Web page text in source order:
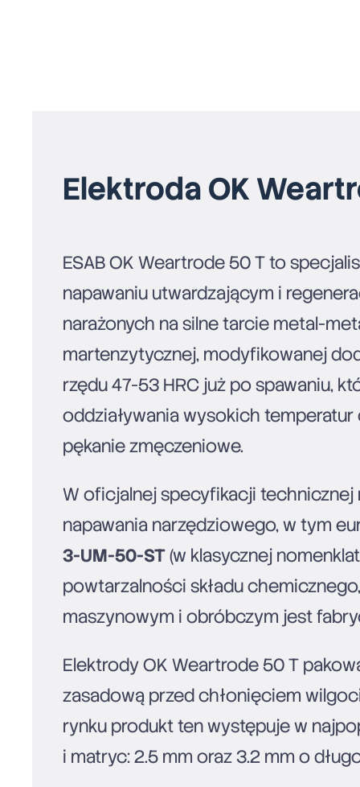
Elektroda OK
ESAB OK Weartrode 50 T to
napawaniu utwardzającym i
narażonych na silne tarcie metal-
martenzytycznej, modyfikowanej
rzędu 47-53 HRC już po spawaniu,
oddziaływania wysokich
pękanie zmęczeniowe.
W oficjalnej specyfikacji technicznej
napawania narzędziowego, w tym
3-UM-50-ST(w klasycznej
powtarzalności składu
maszynowym i obróbczym jest
Elektrody OK Weartrode 50 T
zasadową przed chłonięciem
rynku produkt ten występuje w
i matryc: 2.5 mm oraz 3.2 mm o